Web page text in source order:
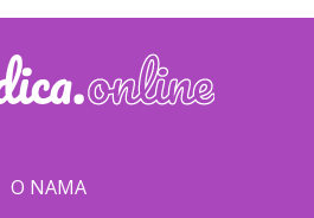
O NAMA